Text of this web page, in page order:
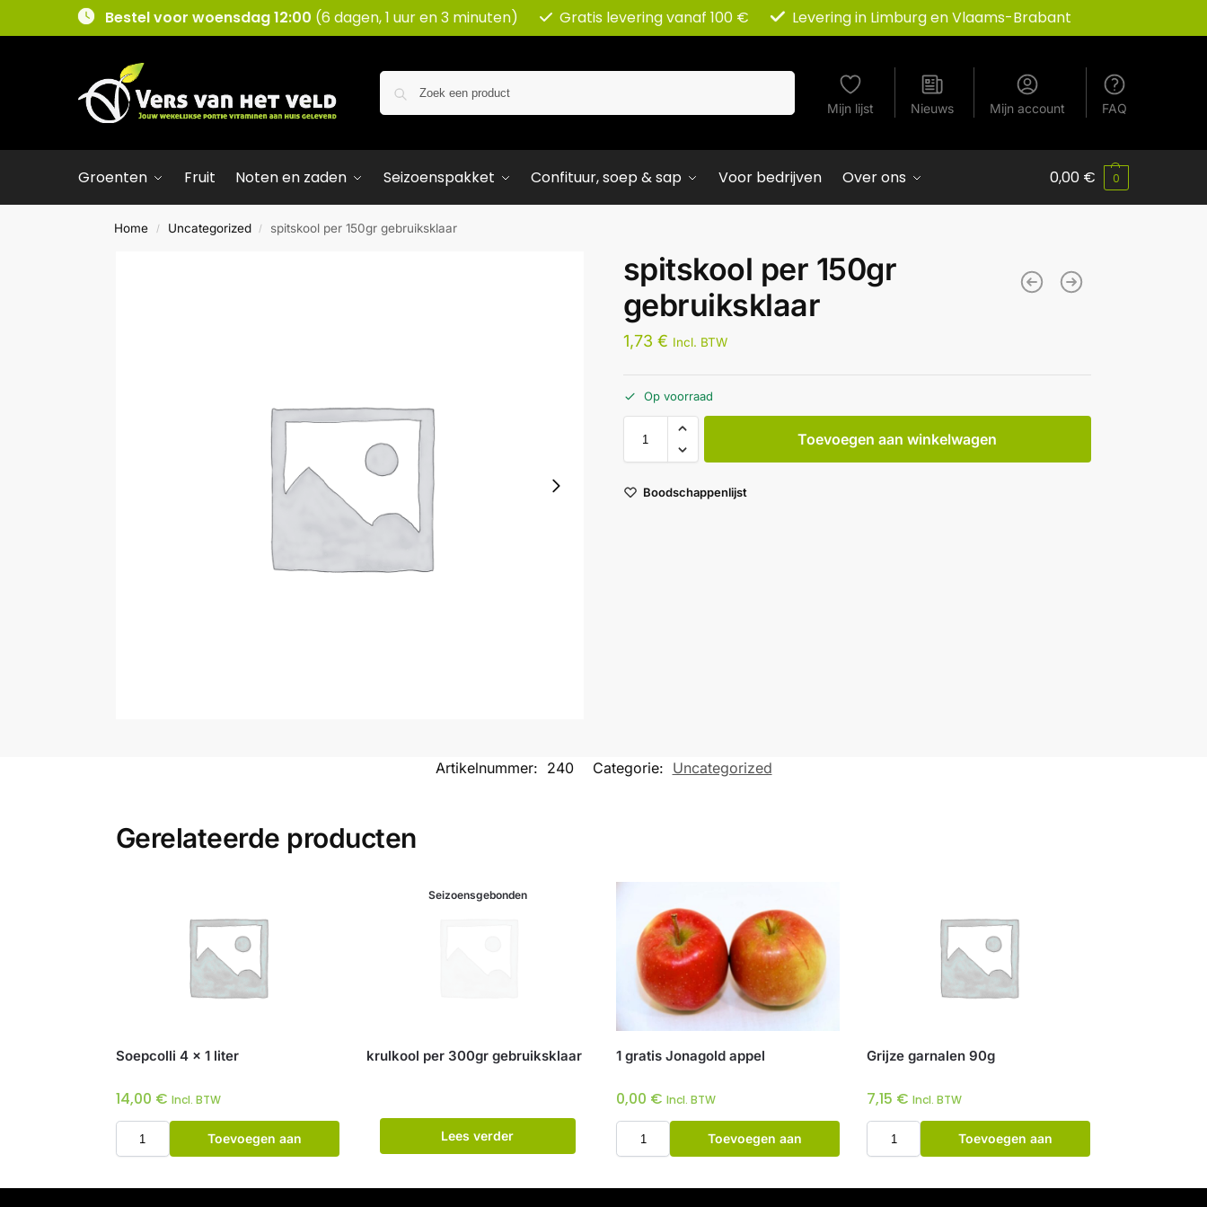
Bestel voor woensdag 12:00 (6 dagen, 1 uur en 3 minuten) Gratis levering vanaf 100 € Levering in Limburg en Vlaams-Brabant
Mijn lijst Nieuws Mijn account FAQ
Groenten Fruit Noten en zaden Seizoenspakket Confituur, soep & sap Voor bedrijven Over ons 0,00 € 0
Home / Uncategorized / spitskool per 150gr gebruiksklaar
spitskool per 150gr
gebruiksklaar
1,73 € Incl. BTW
Op voorraad
Toevoegen aan winkelwagen
Boodschappenlijst
Artikelnummer: 240 Categorie: Uncategorized
Gerelateerde producten
Soepcolli 4 x 1 liter
14,00 € Incl. BTW
Toevoegen aan
Seizoensgebonden
krulkool per 300gr gebruiksklaar
Lees verder
1 gratis Jonagold appel
0,00 € Incl. BTW
Toevoegen aan
Grijze garnalen 90g
7,15 € Incl. BTW
Toevoegen aan